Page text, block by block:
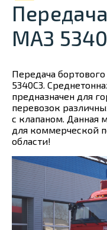
МАЗ 5340
Передача
5340С3.
предназначен для
перевозок
с клапаном. Данная
для коммерческой
области!